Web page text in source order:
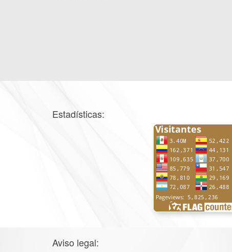
Estadísticas:
Aviso legal: